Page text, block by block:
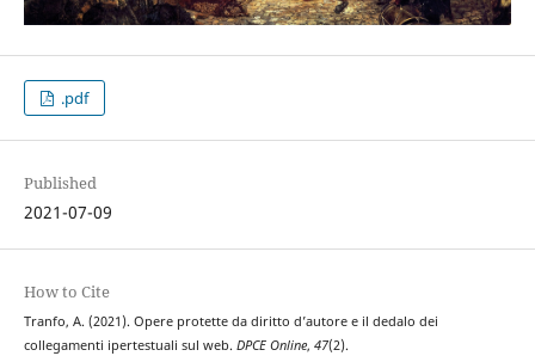
.pdf
Published
2021-07-09
How to Cite
Tranfo, A. (2021). Opere protette da diritto d’autore e il dedalo dei
collegamenti ipertestuali sul web. DPCE Online, 47(2).